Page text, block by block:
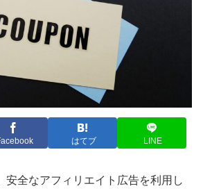
はてブ LINE
全なアフィリエイト広告を利用し